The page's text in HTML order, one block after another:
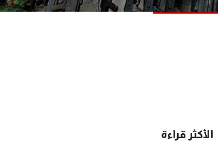
الأكثر قراءة
جدول البرامج